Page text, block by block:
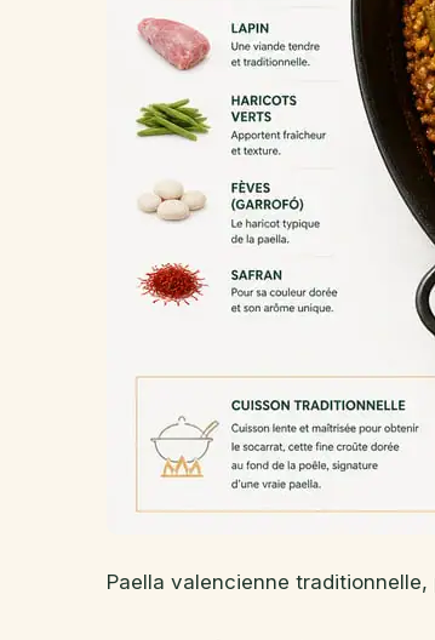
Paella valencienne